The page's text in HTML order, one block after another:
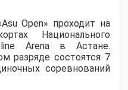
Open» проходит на
Национального
Arena в Астане.
разряде состоятся 7
соревнований